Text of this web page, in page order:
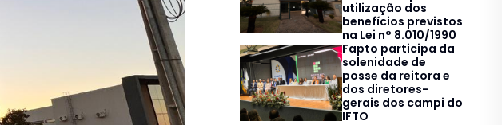
utilização dos
benefícios previstos
na Lei n° 8.010/1990
Fapto participa da
solenidade de
posse da reitora e
dos diretores-
gerais dos campi do
IFTO